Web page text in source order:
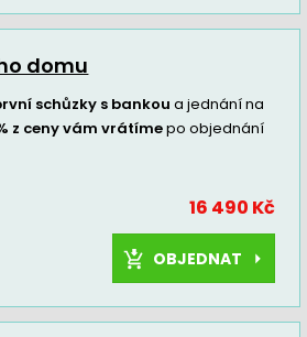
domu
schůzky s bankou a jednání na
z ceny vám vrátímepo objednání
16 490 Kč
OBJEDNAT